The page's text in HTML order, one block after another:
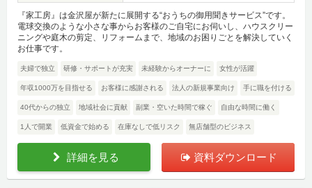
『家工房』は金沢屋が新たに展開する“おうちの御用聞きサービス”です。
電球交換のような小さな事からお客様のご自宅にお伺いし、ハウスクリー
ニングや庭木の剪定、リフォームまで、地域のお困りごとを解決していく
お仕事です。
夫婦で独立 研修・サポートが充実 未経験からオーナーに 女性が活躍
年収1000万を目指せる お客様に感謝される 法人の新規事業向け 手に職を付ける
40代からの独立 地域社会に貢献 副業・空いた時間で稼ぐ 自由な時間に働く
1人で開業 低資金で始める 在庫なしで低リスク 無店舗型のビジネス
詳細を見る 資料ダウンロード